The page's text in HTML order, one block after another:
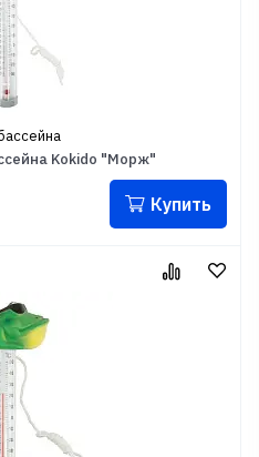
Kokido "Морж"
Купить